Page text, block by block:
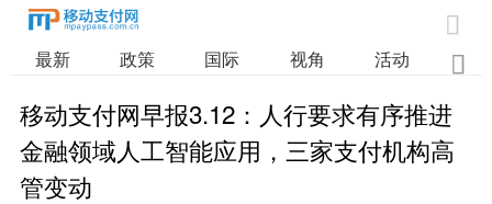

最新 政策 国际 视角 活动 业

移动支付网早报3.12：人行要求有序推进
金融领域人工智能应用，三家支付机构高
管变动